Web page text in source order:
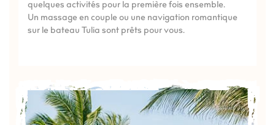
quelques activités pour la première fois ensemble.
Un massage en couple ou une navigation romantique
sur le bateau Tulia sont prêts pour vous.